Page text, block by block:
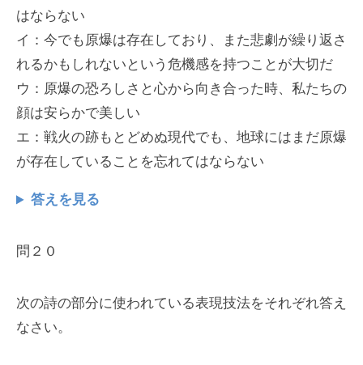
はならない
イ：今でも原爆は存在しており、また悲劇が繰り返さ
れるかもしれないという危機感を持つことが大切だ
ウ：原爆の恐ろしさと心から向き合った時、私たちの
顔は安らかで美しい
エ：戦火の跡もとどめぬ現代でも、地球にはまだ原爆
が存在していることを忘れてはならない
答えを見る
問２０
次の詩の部分に使われている表現技法をそれぞれ答え
なさい。